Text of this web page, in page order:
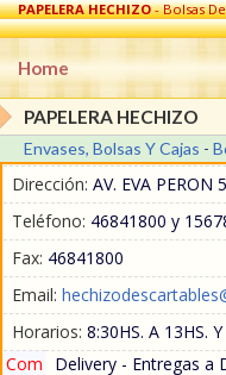
PAPELERA HECHIZO- Bolsas De
Mataderos
Home
PAPELERA HECHIZO
Envases, Bolsas Y Cajas -
Dirección: AV. EVA
Teléfono: 46841800 y
Fax: 46841800
Email:
Horarios: 8:30HS. A 13HS.
Com
Delivery - Entregas a